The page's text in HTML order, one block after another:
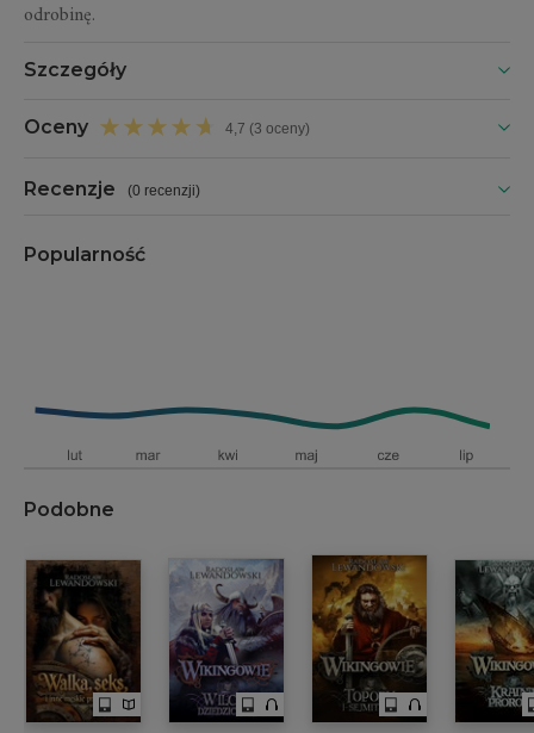
odrobinę.
Szczegóły
Oceny 4,7 (3 oceny)
Recenzje (0 recenzji)
Popularność
Podobne